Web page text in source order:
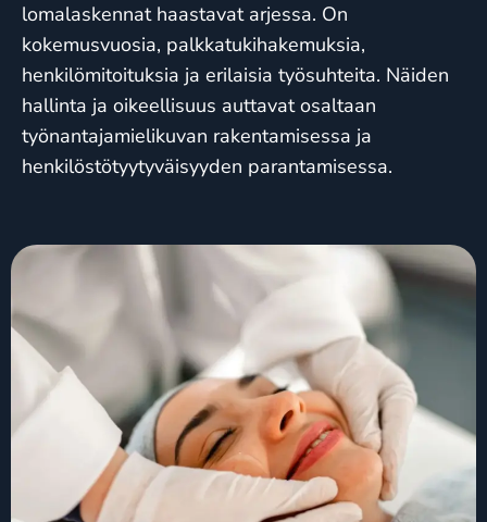
lomalaskennat haastavat arjessa. On
kokemusvuosia, palkkatukihakemuksia,
henkilömitoituksia ja erilaisia työsuhteita. Näiden
hallinta ja oikeellisuus auttavat osaltaan
työnantajamielikuvan rakentamisessa ja
henkilöstötyytyväisyyden parantamisessa.